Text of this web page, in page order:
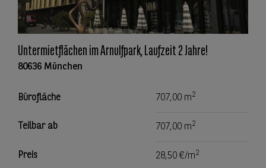
Untermietflächen im Arnulfpark, Laufzeit 2 Jahre!
80636 München
Bürofläche 707,00 m2
Teilbar ab 707,00 m2
Preis 28,50 €/m2